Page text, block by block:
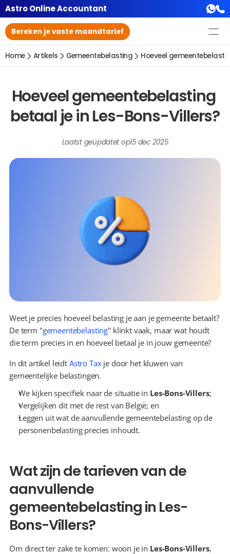
Astro Online Accountant
Bereken je vaste maandtarief
Home Artikels Gemeentebelasting Hoeveel
Hoeveel gemeentebelasting
betaal je in Les-Bons-Villers?
Laatst geüpdatet op15 dec 2025
Weet je precies hoeveel belasting je aan je gemeente betaalt?
De term "gemeentebelasting" klinkt vaak, maar wat houdt
die term precies in en hoeveel betaal je in jouw gemeente?
In dit artikel leidt Astro Tax je door het kluwen van
gemeentelijke belastingen.
We kijken specifiek naar de situatie in Les-Bons-Villers;
Vergelijken dit met de rest van België; en
Leggen uit wat de aanvullende gemeentebelasting op de
personenbelasting precies inhoudt.
Wat zijn de tarieven van de
aanvullende
gemeentebelasting in Les-
Bons-Villers?
Om direct ter zake te komen: woon je in Les-Bons-Villers,